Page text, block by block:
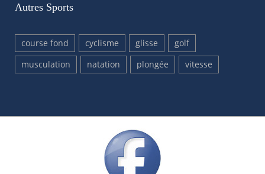
Autres Sports
course fond cyclisme glisse
golf
musculation
natation plongée vitesse